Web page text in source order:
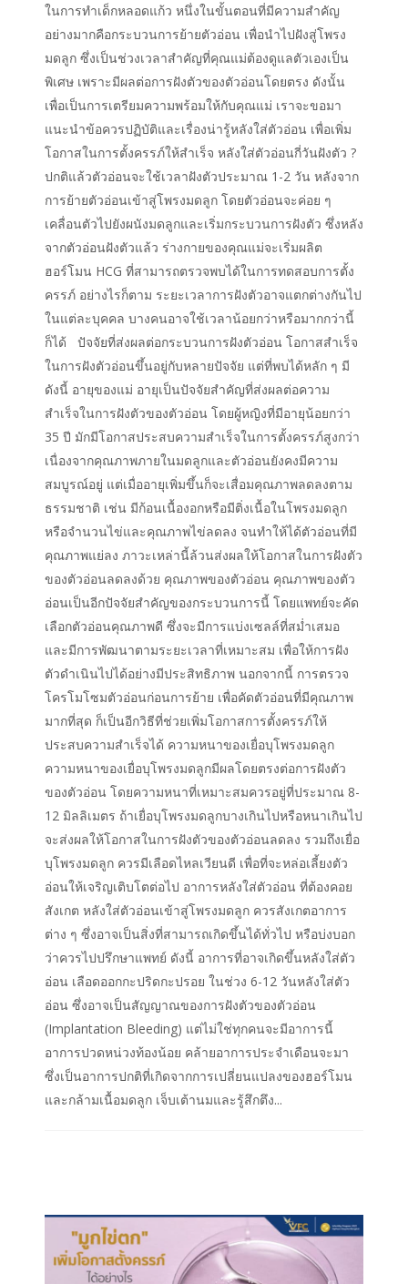
ในการทำเด็กหลอดแก้ว หนึ่งในขั้นตอนที่มีความสำคัญ
อย่างมากคือกระบวนการย้ายตัวอ่อน เพื่อนำไปฝังสู่โพรง
มดลูก ซึ่งเป็นช่วงเวลาสำคัญที่คุณแม่ต้องดูแลตัวเองเป็น
พิเศษ เพราะมีผลต่อการฝังตัวของตัวอ่อนโดยตรง ดังนั้น
เพื่อเป็นการเตรียมความพร้อมให้กับคุณแม่ เราจะขอมา
แนะนำข้อควรปฏิบัติและเรื่องน่ารู้หลังใส่ตัวอ่อน เพื่อเพิ่ม
โอกาสในการตั้งครรภ์ให้สำเร็จ หลังใส่ตัวอ่อนกี่วันฝังตัว ?
ปกติแล้วตัวอ่อนจะใช้เวลาฝังตัวประมาณ 1-2 วัน หลังจาก
การย้ายตัวอ่อนเข้าสู่โพรงมดลูก โดยตัวอ่อนจะค่อย ๆ
เคลื่อนตัวไปยังผนังมดลูกและเริ่มกระบวนการฝังตัว ซึ่งหลัง
จากตัวอ่อนฝังตัวแล้ว ร่างกายของคุณแม่จะเริ่มผลิต
ฮอร์โมน HCG ที่สามารถตรวจพบได้ในการทดสอบการตั้ง
ครรภ์ อย่างไรก็ตาม ระยะเวลาการฝังตัวอาจแตกต่างกันไป
ในแต่ละบุคคล บางคนอาจใช้เวลาน้อยกว่าหรือมากกว่านี้
ก็ได้ ปัจจัยที่ส่งผลต่อกระบวนการฝังตัวอ่อน โอกาสสำเร็จ
ในการฝังตัวอ่อนขึ้นอยู่กับหลายปัจจัย แต่ที่พบได้หลัก ๆ มี
ดังนี้ อายุของแม่ อายุเป็นปัจจัยสำคัญที่ส่งผลต่อความ
สำเร็จในการฝังตัวของตัวอ่อน โดยผู้หญิงที่มีอายุน้อยกว่า
35 ปี มักมีโอกาสประสบความสำเร็จในการตั้งครรภ์สูงกว่า
เนื่องจากคุณภาพภายในมดลูกและตัวอ่อนยังคงมีความ
สมบูรณ์อยู่ แต่เมื่ออายุเพิ่มขึ้นก็จะเสื่อมคุณภาพลดลงตาม
ธรรมชาติ เช่น มีก้อนเนื้องอกหรือมีติ่งเนื้อในโพรงมดลูก
หรือจำนวนไข่และคุณภาพไข่ลดลง จนทำให้ได้ตัวอ่อนที่มี
คุณภาพแย่ลง ภาวะเหล่านี้ล้วนส่งผลให้โอกาสในการฝังตัว
ของตัวอ่อนลดลงด้วย คุณภาพของตัวอ่อน คุณภาพของตัว
อ่อนเป็นอีกปัจจัยสำคัญของกระบวนการนี้ โดยแพทย์จะคัด
เลือกตัวอ่อนคุณภาพดี ซึ่งจะมีการแบ่งเซลล์ที่สม่ำเสมอ
และมีการพัฒนาตามระยะเวลาที่เหมาะสม เพื่อให้การฝัง
ตัวดำเนินไปได้อย่างมีประสิทธิภาพ นอกจากนี้ การตรวจ
โครโมโซมตัวอ่อนก่อนการย้าย เพื่อคัดตัวอ่อนที่มีคุณภาพ
มากที่สุด ก็เป็นอีกวิธีที่ช่วยเพิ่มโอกาสการตั้งครรภ์ให้
ประสบความสำเร็จได้ ความหนาของเยื่อบุโพรงมดลูก
ความหนาของเยื่อบุโพรงมดลูกมีผลโดยตรงต่อการฝังตัว
ของตัวอ่อน โดยความหนาที่เหมาะสมควรอยู่ที่ประมาณ 8-
12 มิลลิเมตร ถ้าเยื่อบุโพรงมดลูกบางเกินไปหรือหนาเกินไป
จะส่งผลให้โอกาสในการฝังตัวของตัวอ่อนลดลง รวมถึงเยื่อ
บุโพรงมดลูก ควรมีเลือดไหลเวียนดี เพื่อที่จะหล่อเลี้ยงตัว
อ่อนให้เจริญเติบโตต่อไป อาการหลังใส่ตัวอ่อน ที่ต้องคอย
สังเกต หลังใส่ตัวอ่อนเข้าสู่โพรงมดลูก ควรสังเกตอาการ
ต่าง ๆ ซึ่งอาจเป็นสิ่งที่สามารถเกิดขึ้นได้ทั่วไป หรือบ่งบอก
ว่าควรไปปรึกษาแพทย์ ดังนี้ อาการที่อาจเกิดขึ้นหลังใส่ตัว
อ่อน เลือดออกกะปริดกะปรอย ในช่วง 6-12 วันหลังใส่ตัว
อ่อน ซึ่งอาจเป็นสัญญาณของการฝังตัวของตัวอ่อน
(Implantation Bleeding) แต่ไม่ใช่ทุกคนจะมีอาการนี้
อาการปวดหน่วงท้องน้อย คล้ายอาการประจำเดือนจะมา
ซึ่งเป็นอาการปกติที่เกิดจากการเปลี่ยนแปลงของฮอร์โมน
และกล้ามเนื้อมดลูก เจ็บเต้านมและรู้สึกตึง...